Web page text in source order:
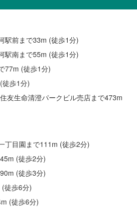
駅前まで33m (徒歩1分)
駅南まで55m (徒歩1分)
77m (徒歩1分)
歩1分)
友生命清澄パークビル売店まで473m
丁目園まで111m (徒歩2分)
(徒歩2分)
(徒歩3分)
徒歩6分)
(徒歩6分)